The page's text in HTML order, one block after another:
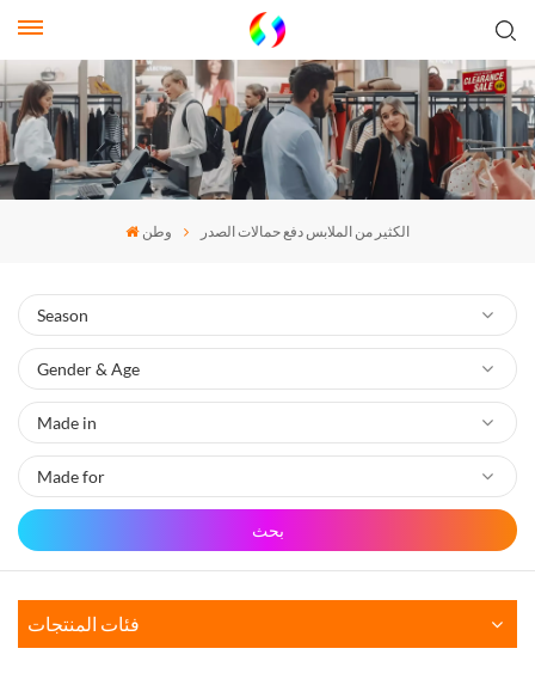
وطن الكثير من الملابس دفع حمالات الصدر
بحث
فئات المنتجات